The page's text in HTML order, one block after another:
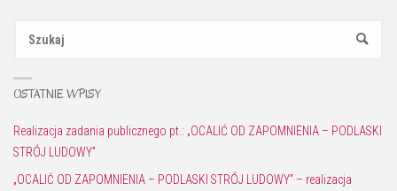
SZUKAJ
OSTATNIE WPISY
Realizacja zadania publicznego pt.: „OCALIĆ OD ZAPOMNIENIA – PODLASKI
STRÓJ LUDOWY”
„OCALIĆ OD ZAPOMNIENIA – PODLASKI STRÓJ LUDOWY” – realizacja